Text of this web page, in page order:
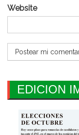
Website
EDICION